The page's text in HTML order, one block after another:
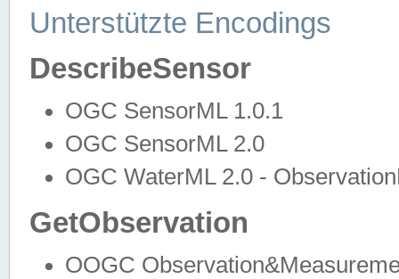
Unterstützte Encodings
DescribeSensor
OGC SensorML 1.0.1
OGC SensorML 2.0
OGC WaterML 2.0 -
GetObservation
OOGC